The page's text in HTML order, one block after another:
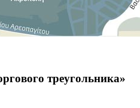
треугольника»